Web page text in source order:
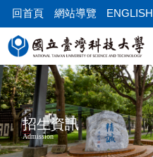
跳
到
主
內
容
區
塊
回首頁 網站導覽 ENGLISH
招生資訊
Admission